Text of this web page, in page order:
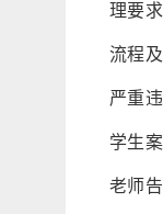
理要
流程
严重
学生
老师